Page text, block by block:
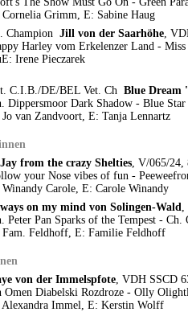
Grimm, E: Sabine Haug
Champion Jill von der Saarhöhe,
Harley vom Erkelenzer Land -
Irene Pieczarek
C.I.B./DE/BEL Vet. Ch Blue Dream
Dippersmoor Dark Shadow - Blue
van Zandvoort, E: Tanja Lennartz
from the crazy Shelties, V/065/24,
your Nose vibes of fun -
Carole, E: Carole Winandy
on my mind von Solingen-Wald,
Peter Pan Sparks of the Tempest -
Feldhoff, E: Familie Feldhoff
von der Immelspfote, VDH SSCD
Omen Diabelski Rozdroze - Olly
Immel, E: Kerstin Wolff